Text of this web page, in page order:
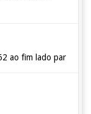
ao fim lado par